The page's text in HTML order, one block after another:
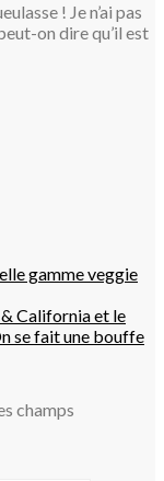
! Je n’ai pas
on dire qu’il est
gamme veggie
California et le
se fait une bouffe
champs